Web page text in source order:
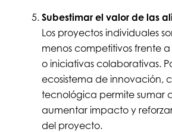
Subestimar el valor de las
Los proyectos individuales
menos competitivos frente a
o iniciativas colaborativas.
ecosistema de innovación,
tecnológica permite sumar
aumentar impacto y
del proyecto.